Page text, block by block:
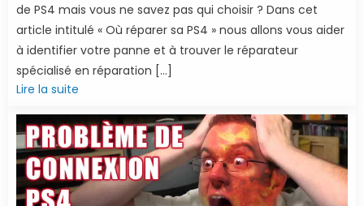
de PS4 mais vous ne savez pas qui choisir ? Dans cet
article intitulé « Où réparer sa PS4 » nous allons vous aider
à identifier votre panne et à trouver le réparateur
spécialisé en réparation […]
Lire la suite